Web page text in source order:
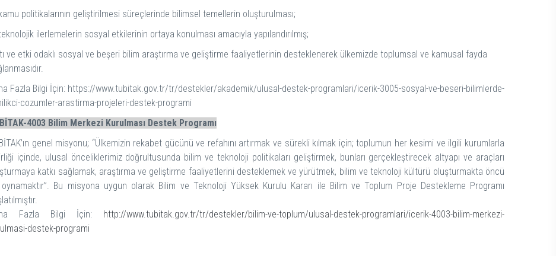
politikalarının geliştirilmesi süreçlerinde bilimsel temellerin oluşturulması;
ilerlemelerin sosyal etkilerinin ortaya konulması amacıyla yapılandırılmış;
ve etki odaklı sosyal ve beşeri bilim araştırma ve geliştirme faaliyetlerinin desteklenerek ülkemizde toplumsal ve kamusal fayda
Fazla Bilgi İçin: https://www.tubitak.gov.tr/tr/destekler/akademik/ulusal-destek-programlari/icerik-3005-sosyal-ve-beseri-bilimlerde-
cozumler-arastirma-projeleri-destek-programi
4003 Bilim Merkezi Kurulması Destek Programı
genel misyonu; “Ülkemizin rekabet gücünü ve refahını artırmak ve sürekli kılmak için; toplumun her kesimi ve ilgili kurumlarla
içinde, ulusal önceliklerimiz doğrultusunda bilim ve teknoloji politikaları geliştirmek, bunları gerçekleştirecek altyapı ve araçları
katkı sağlamak, araştırma ve geliştirme faaliyetlerini desteklemek ve yürütmek, bilim ve teknoloji kültürü oluşturmakta öncü
Bu misyona uygun olarak Bilim ve Teknoloji Yüksek Kurulu Kararı ile Bilim ve Toplum Proje Destekleme Programı
Fazla Bilgi İçin: http://www.tubitak.gov.tr/tr/destekler/bilim-ve-toplum/ulusal-destek-programlari/icerik-4003-bilim-merkezi-
destek-programi